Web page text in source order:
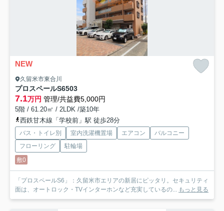
NEW
久留米市東合川
プロスペールS6503
7.1万円 管理/共益費5,000円
5階 / 61.20㎡ / 2LDK /築10年
西鉄甘木線「学校前」駅 徒歩28分
バス・トイレ別 室内洗濯機置場 エアコン
バルコニー
フローリング
駐輪場
敷0
「プロスペールS6」：久留米市エリアの新居にピッタリ。セキュリティ
面は、オートロック・TVインターホンなど充実しているの... もっと見る